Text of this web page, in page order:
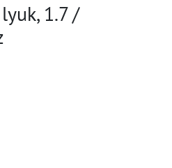
1.7 /